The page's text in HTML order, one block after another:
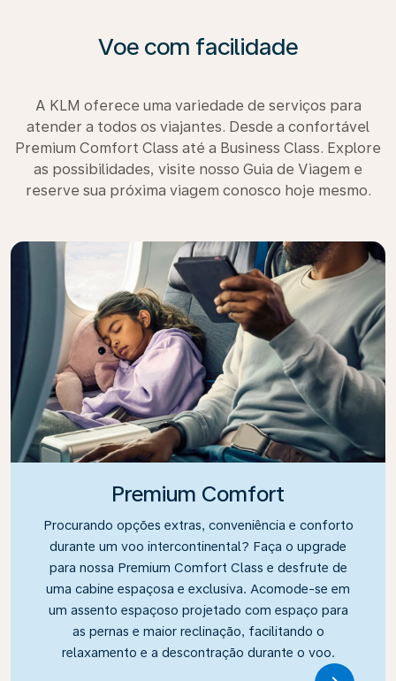
Voe com facilidade
A KLM oferece uma variedade de serviços para
atender a todos os viajantes. Desde a confortável
Premium Comfort Class até a Business Class. Explore
as possibilidades, visite nosso Guia de Viagem e
reserve sua próxima viagem conosco hoje mesmo.
Premium Comfort
Procurando opções extras, conveniência e conforto
durante um voo intercontinental? Faça o upgrade
para nossa Premium Comfort Class e desfrute de
uma cabine espaçosa e exclusiva. Acomode-se em
um assento espaçoso projetado com espaço para
as pernas e maior reclinação, facilitando o
relaxamento e a descontração durante o voo.